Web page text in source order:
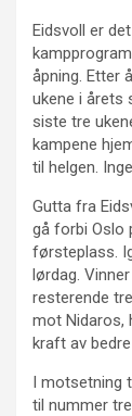
Eidsvoll er
åpning. Etter
ukene i årets
siste tre
kampene
til helgen.
Gutta fra
gå forbi Oslo
førsteplass.
lørdag.
resterende
mot Nidaros,
kraft av
I motsetning
til nummer